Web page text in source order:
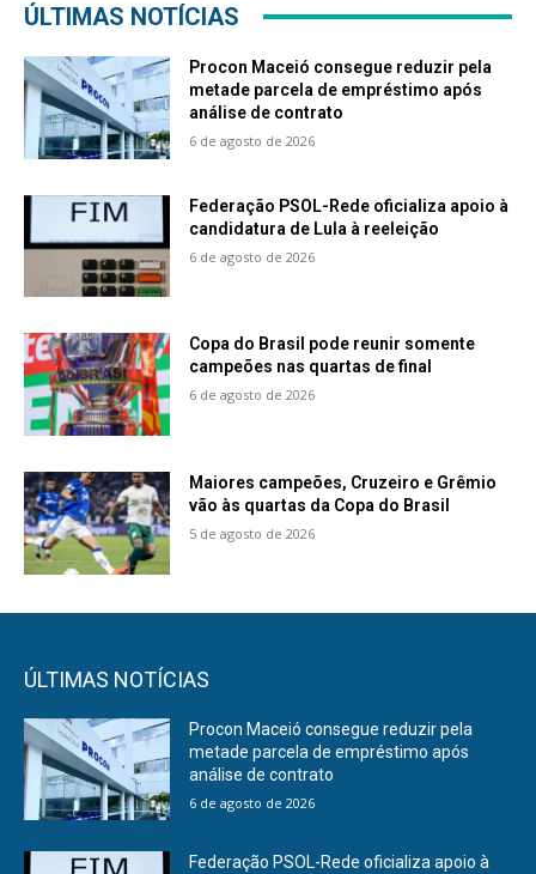
ÚLTIMAS NOTÍCIAS
Procon Maceió consegue reduzir pela
metade parcela de empréstimo após
análise de contrato
6 de agosto de 2026
Federação PSOL-Rede oficializa apoio à
candidatura de Lula à reeleição
6 de agosto de 2026
Copa do Brasil pode reunir somente
campeões nas quartas de final
6 de agosto de 2026
Maiores campeões, Cruzeiro e Grêmio
vão às quartas da Copa do Brasil
5 de agosto de 2026
ÚLTIMAS NOTÍCIAS
Procon Maceió consegue reduzir pela
metade parcela de empréstimo após
análise de contrato
6 de agosto de 2026
Federação PSOL-Rede oficializa apoio à